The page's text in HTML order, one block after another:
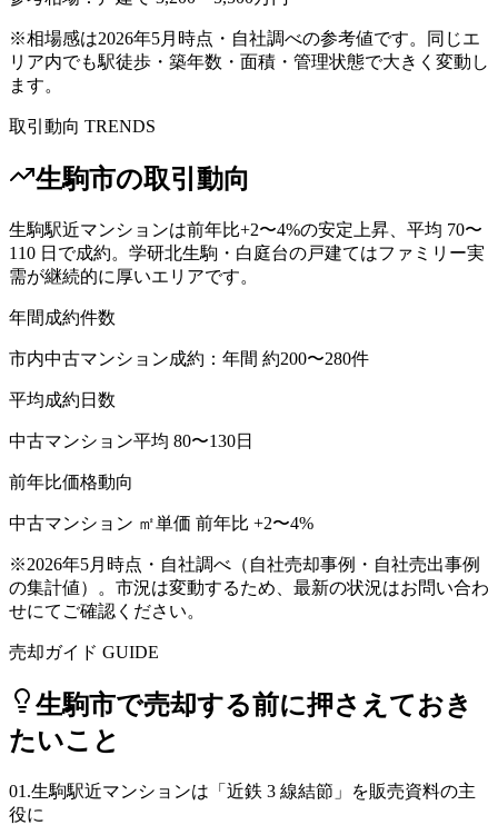
※相場感は2026年5月時点・自社調べの参考値です。同じエ
リア内でも駅徒歩・築年数・面積・管理状態で大きく変動し
ます。
取引動向 TRENDS
生駒市の取引動向
生駒駅近マンションは前年比+2〜4%の安定上昇、平均 70〜
110 日で成約。学研北生駒・白庭台の戸建てはファミリー実
需が継続的に厚いエリアです。
年間成約件数
市内中古マンション成約：年間 約200〜280件
平均成約日数
中古マンション平均 80〜130日
前年比価格動向
中古マンション ㎡単価 前年比 +2〜4%
※2026年5月時点・自社調べ （自社売却事例・自社売出事例
の集計値）。市況は変動するため、最新の状況はお問い合わ
せにてご確認ください。
売却ガイド GUIDE
生駒市で売却する前に押さえておき
たいこと
01 .生駒駅近マンションは「近鉄 3 線結節」を販売資料の主
役に